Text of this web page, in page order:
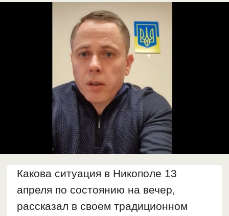
Какова ситуация в Никополе 13
апреля по состоянию на вечер,
рассказал в своем традиционном